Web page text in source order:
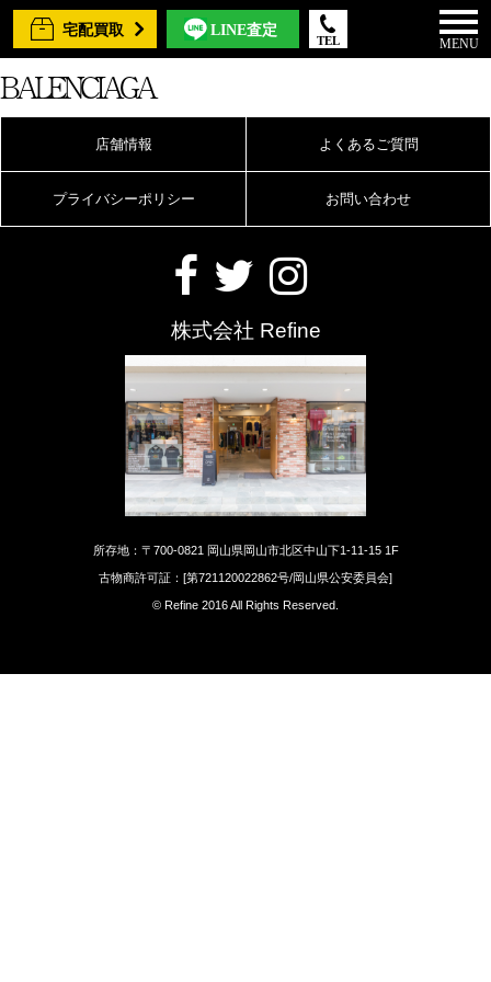
宅配買取 LINE査定
TEL MENU
BALENCIAGA
店舗情報 よくあるご質問
プライバシーポリシー お問い合わせ
株式会社 Refine
所存地：〒700-0821 岡山県岡山市北区中山下1-11-15 1F
古物商許可証：[第721120022862号/岡山県公安委員会]
© Refine 2016 All Rights Reserved.